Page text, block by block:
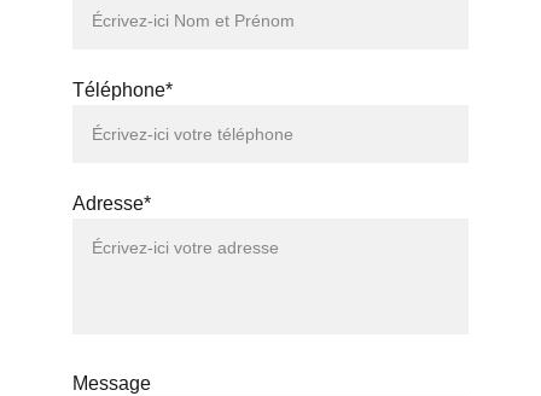
Téléphone*
Adresse*
Message